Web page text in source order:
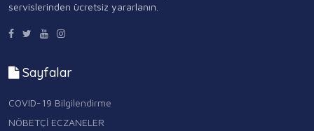
servislerinden ücretsiz yararlanın.
Sayfalar
COVID-19 Bilgilendirme
NÖBETÇİ ECZANELER